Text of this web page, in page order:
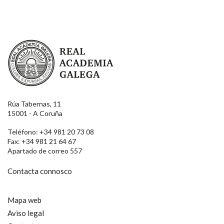
Real Academia Galega
Rúa Tabernas, 11
15001 - A Coruña
Teléfono: +34 981 20 73 08
Fax: +34 981 21 64 67
Apartado de correo 557
Contacta connosco
Mapa web
Aviso legal